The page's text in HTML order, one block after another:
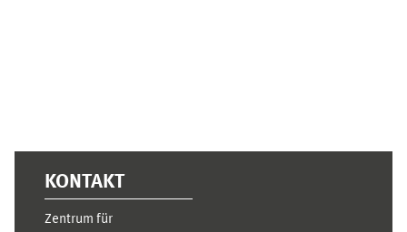
KONTAKT
Zentrum für